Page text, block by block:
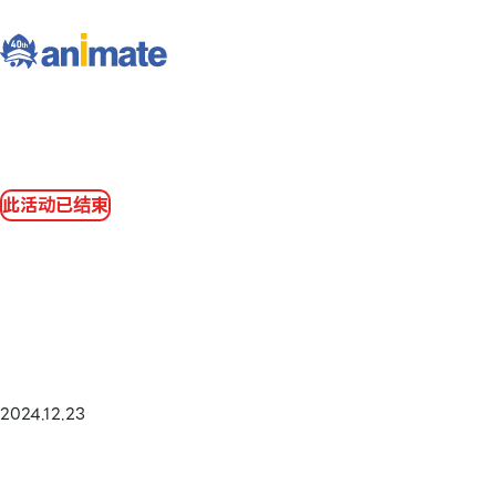
此活动已结束
2024.12.23